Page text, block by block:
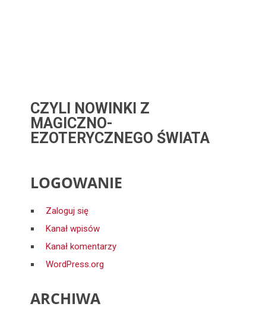
CZYLI NOWINKI Z
MAGICZNO-
EZOTERYCZNEGO ŚWIATA
LOGOWANIE
Zaloguj się
Kanał wpisów
Kanał komentarzy
WordPress.org
ARCHIWA